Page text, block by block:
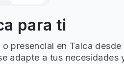
para ti
presencial en Talca desde
adapte a tus necesidades